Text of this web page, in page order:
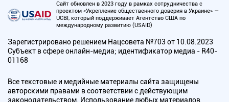
Сайт обновлен в 2023 году в рамках сотрудничества с
проектом «Укрепление общественного доверия в Украине» —
UCBI, который поддерживает Агентство США по
международному развитию (USAID)
Зарегистрировано решением Нацсовета №703 от 10.08.2023
Субъект в сфере онлайн-медиа; идентификатор медиа - R40-
01168
Все текстовые и медийные материалы сайта защищены
авторскими правами в соответствии с действующим
законодательством. Использование любых материалов,